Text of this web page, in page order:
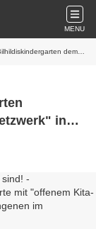
MENU
für bessere Rahmenbedingenen im Bildungssystem
in
im